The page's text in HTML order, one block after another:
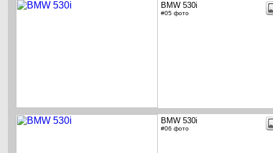
BMW 530i
#05 фото
BMW 530i
#06 фото